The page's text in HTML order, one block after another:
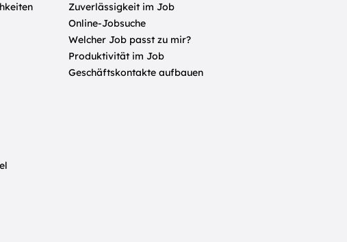
Zuverlässigkeit im Job
Online-Jobsuche
Welcher Job passt zu mir?
Produktivität im Job
Geschäftskontakte aufbauen